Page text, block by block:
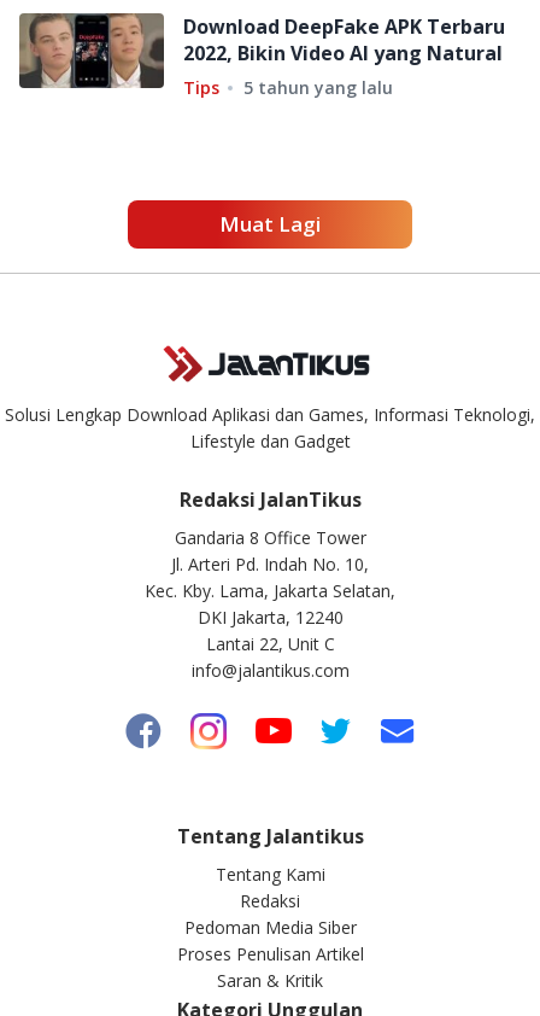
Download DeepFake APK Terbaru
2022, Bikin Video AI yang Natural
Tips 5 tahun yang lalu
Muat Lagi
Solusi Lengkap Download Aplikasi dan Games, Informasi Teknologi,
Lifestyle dan Gadget
Redaksi JalanTikus
Gandaria 8 Office Tower
Jl. Arteri Pd. Indah No. 10,
Kec. Kby. Lama, Jakarta Selatan,
DKI Jakarta, 12240
Lantai 22, Unit C
info@jalantikus.com
Tentang Jalantikus
Tentang Kami
Redaksi
Pedoman Media Siber
Proses Penulisan Artikel
Saran & Kritik
Kategori Unggulan